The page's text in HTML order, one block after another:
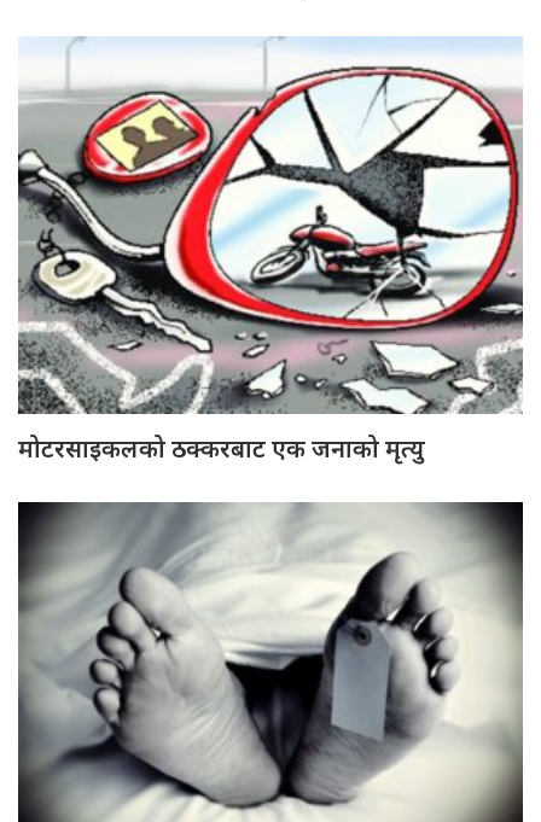
मोटरसाइकलको ठक्करबाट एक जनाको मृत्यु